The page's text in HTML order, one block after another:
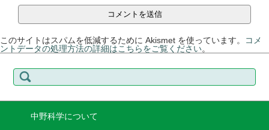
このサイトはスパムを低減するために Akismet を使っています。
コメ
ントデータの処理方法の詳細はこちらをご覧ください。
索:
中野科学について